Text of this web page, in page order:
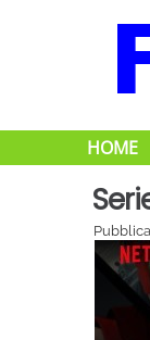
HOME